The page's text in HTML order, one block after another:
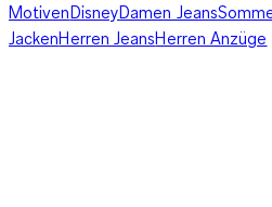
MotivenDisneyDamen Jeans
JackenHerren JeansHerren Anzüge